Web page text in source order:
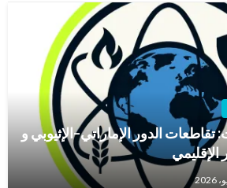
الدور الإماراتي–الإثيوبي و
الإقليمي